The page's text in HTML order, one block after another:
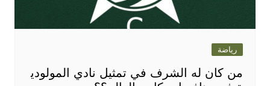
رياضة
من كان له الشرف في تمثيل نادي المولودي